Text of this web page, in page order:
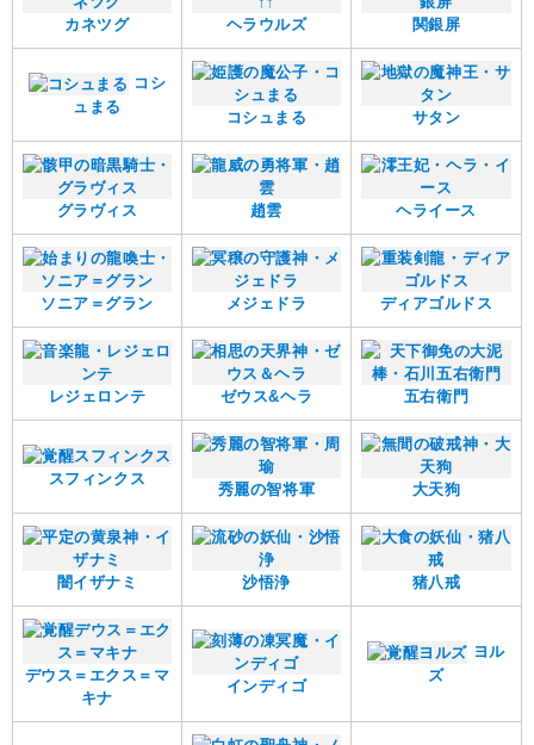
カネツグ ヘラウルズ 関銀屏
コシ
ュまる
コシュまる サタン
グラヴィス 趙雲 ヘライース
ソニア＝グラン メジェドラ ディアゴルドス
レジェロンテ ゼウス&ヘラ 五右衛門
スフィンクス
秀麗の智将軍 大天狗
闇イザナミ 沙悟浄 猪八戒
デウス＝エクス＝マ
キナ
インディゴ
ヨル
ズ